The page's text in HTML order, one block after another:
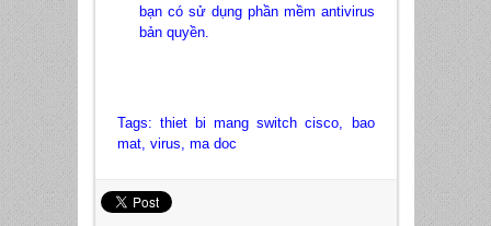
bạn có sử dụng phần mềm antivirus
bản quyền.
Tags: thiet bi mang switch cisco , bao
mat, virus, ma doc